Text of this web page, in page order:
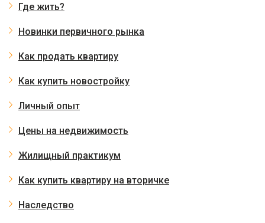
Где жить?
Новинки первичного рынка
Как продать квартиру
Как купить новостройку
Личный опыт
Цены на недвижимость
Жилищный практикум
Как купить квартиру на вторичке
Наследство